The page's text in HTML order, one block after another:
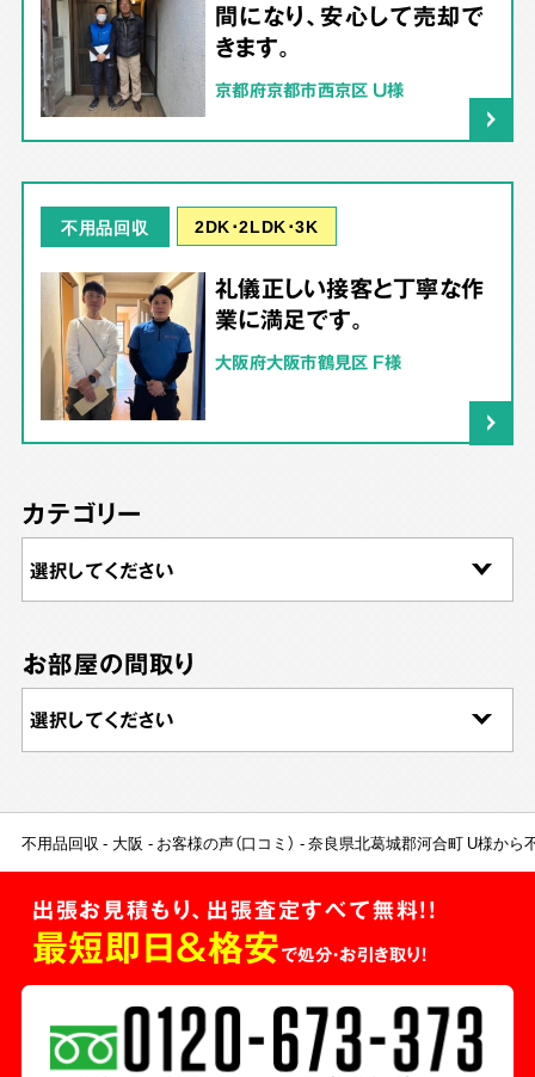
間になり、安心して売却で
きます。
京都府京都市西京区 U様
不用品回収 2DK･2LDK･3K
礼儀正しい接客と丁寧な作
業に満足です。
大阪府大阪市鶴見区 F様
カテゴリー
お部屋の間取り
不用品回収 大阪 お客様の声（口コミ） 奈良県北葛城郡河合町 U様から
出張お見積もり、出張査定すべて無料!!
最短即日＆格安で処分・お引き取り！